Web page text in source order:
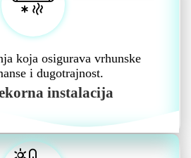
koja osigurava vrhunske
i dugotrajnost.
instalacija